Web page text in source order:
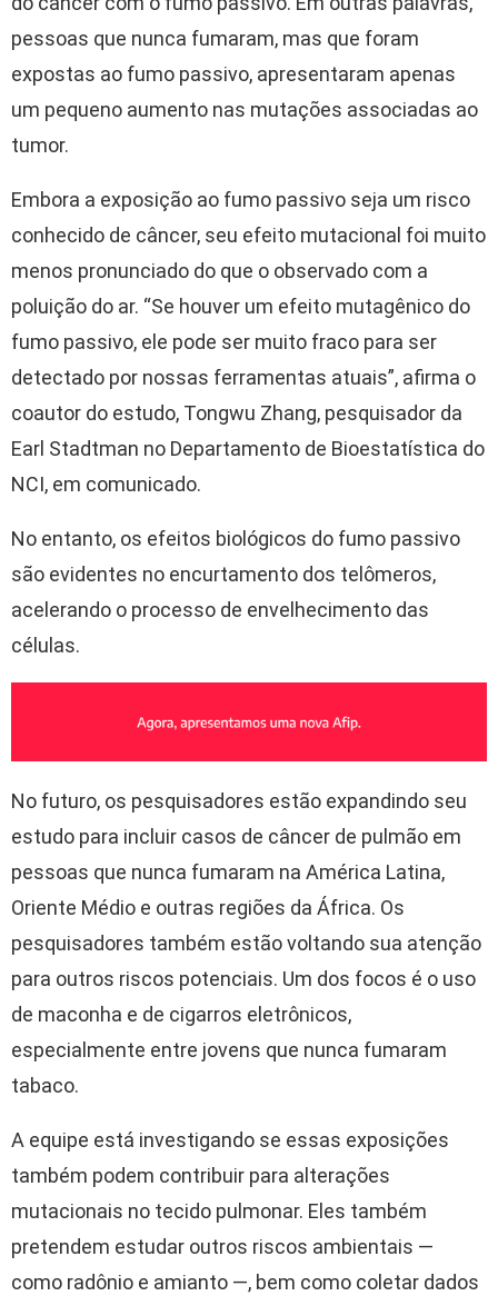
pessoas que nunca fumaram, mas que foram
expostas ao fumo passivo, apresentaram apenas
um pequeno aumento nas mutações associadas ao
tumor.
Embora a exposição ao fumo passivo seja um risco
conhecido de câncer, seu efeito mutacional foi muito
menos pronunciado do que o observado com a
poluição do ar. “Se houver um efeito mutagênico do
fumo passivo, ele pode ser muito fraco para ser
detectado por nossas ferramentas atuais”, afirma o
coautor do estudo, Tongwu Zhang, pesquisador da
Earl Stadtman no Departamento de Bioestatística do
NCI, em comunicado.
No entanto, os efeitos biológicos do fumo passivo
são evidentes no encurtamento dos telômeros,
acelerando o processo de envelhecimento das
células.
No futuro, os pesquisadores estão expandindo seu
estudo para incluir casos de câncer de pulmão em
pessoas que nunca fumaram na América Latina,
Oriente Médio e outras regiões da África. Os
pesquisadores também estão voltando sua atenção
para outros riscos potenciais. Um dos focos é o uso
de maconha e de cigarros eletrônicos,
especialmente entre jovens que nunca fumaram
tabaco.
A equipe está investigando se essas exposições
também podem contribuir para alterações
mutacionais no tecido pulmonar. Eles também
pretendem estudar outros riscos ambientais —
como radônio e amianto —, bem como coletar dados